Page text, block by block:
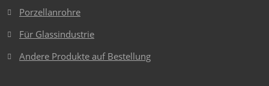
Porzellanrohre
Für Glassindustrie
Andere Produkte auf Bestellung